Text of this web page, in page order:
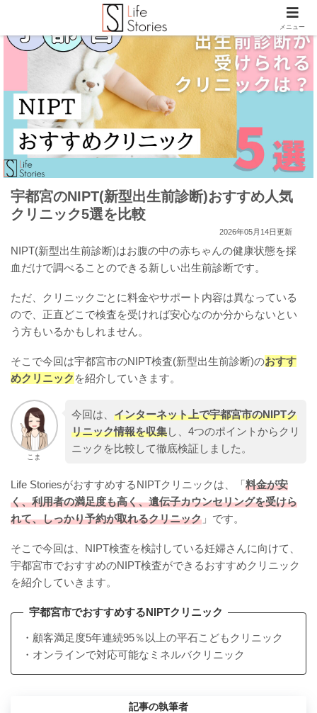
宇都宮のNIPT(新型出生前診断)おすすめ人気
クリニック5選を比較
2026年05月14日更新
NIPT(新型出生前診断)はお腹の中の赤ちゃんの健康状態を採
血だけで調べることのできる新しい出生前診断です。
ただ、クリニックごとに料金やサポート内容は異なっている
ので、正直どこで検査を受ければ安心なのか分からないとい
う方もいるかもしれません。
そこで今回は宇都宮市のNIPT検査(新型出生前診断)のおすす
めクリニック を紹介していきます。
こま
今回は、 インターネット上で宇都宮市のNIPTク
リニック情報を収集し、4つのポイントからクリ
ニックを比較して徹底検証しました。
Life StoriesがおすすめするNIPTクリニックは、「料金が安
く、利用者の満足度も高く、遺伝子カウンセリングを受けら
れて、しっかり予約が取れるクリニック 」です。
そこで今回は、NIPT検査を検討している妊婦さんに向けて、
宇都宮市でおすすめのNIPT検査ができるおすすめクリニック
を紹介していきます。
宇都宮市でおすすめするNIPTクリニック
・顧客満足度5年連続95％以上の平石こどもクリニック
・オンラインで対応可能なミネルバクリニック
記事の執筆者
メニュー